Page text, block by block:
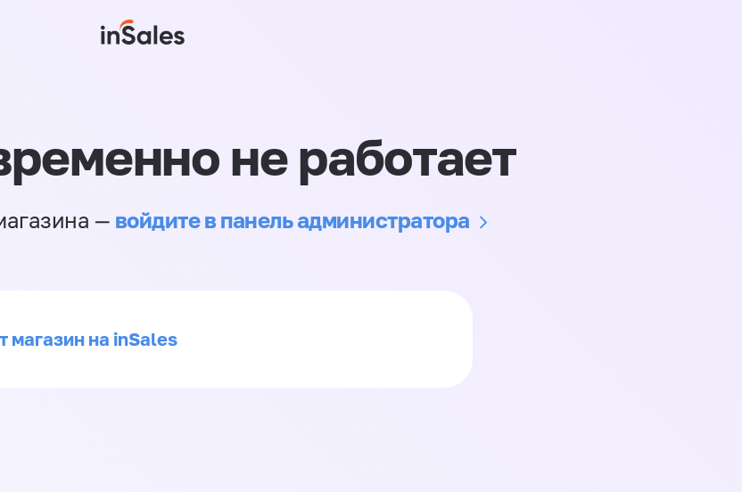
не работает
— войдите в панель администратора
магазин на inSales